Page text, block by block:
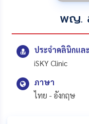
พญ.
ประจำคลินิกแล
iSKY Clinic
ภาษา
ไทย - อังกฤษ